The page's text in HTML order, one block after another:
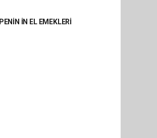
PENİN İN EL EMEKLERİ